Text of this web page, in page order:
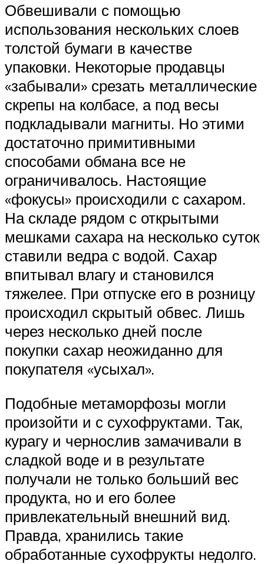
Обвешивали с помощью
использования нескольких слоев
толстой бумаги в качестве
упаковки. Некоторые продавцы
«забывали» срезать металлические
скрепы на колбасе, а под весы
подкладывали магниты. Но этими
достаточно примитивными
способами обмана все не
ограничивалось. Настоящие
«фокусы» происходили с сахаром.
На складе рядом с открытыми
мешками сахара на несколько суток
ставили ведра с водой. Сахар
впитывал влагу и становился
тяжелее. При отпуске его в розницу
происходил скрытый обвес. Лишь
через несколько дней после
покупки сахар неожиданно для
покупателя «усыхал».
Подобные метаморфозы могли
произойти и с сухофруктами. Так,
курагу и чернослив замачивали в
сладкой воде и в результате
получали не только больший вес
продукта, но и его более
привлекательный внешний вид.
Правда, хранились такие
обработанные сухофрукты недолго.